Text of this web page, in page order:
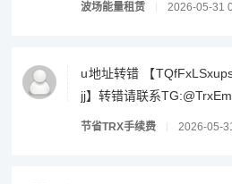
波场能量租赁 2026-05-31
u地址转错 【
jj】转错请联系TG:@TrxEm
节省TRX手续费 2026-05-